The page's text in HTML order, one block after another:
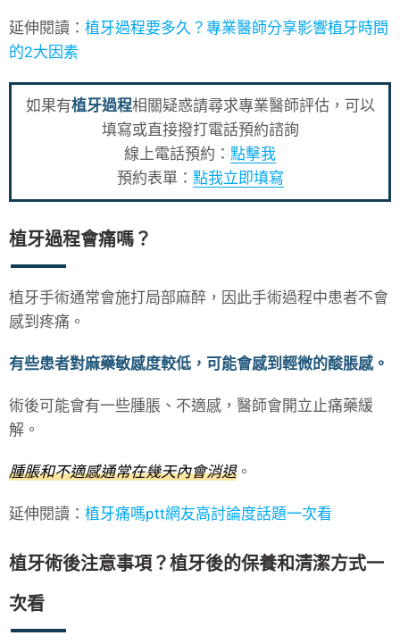
延伸閱讀： 植牙過程要多久？專業醫師分享影響植牙時間
的2大因素
如果有植牙過程相關疑惑請尋求專業醫師評估，可以
填寫或直接撥打電話預約諮詢
線上電話預約： 點擊我
預約表單： 點我立即填寫
植牙過程會痛嗎？
植牙手術通常會施打局部麻醉，因此手術過程中患者不會
感到疼痛。
有些患者對麻藥敏感度較低，可能會感到輕微的酸脹感。
術後可能會有一些腫脹、不適感，醫師會開立止痛藥緩
解。
腫脹和不適感通常在幾天內會消退。
延伸閱讀： 植牙痛嗎ptt網友高討論度話題一次看
植牙術後注意事項？植牙後的保養和清潔方式一
次看